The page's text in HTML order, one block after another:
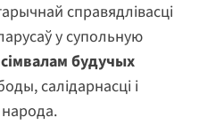
справядлівасці
у супольную
сімвалам будучых
салідарнасці і